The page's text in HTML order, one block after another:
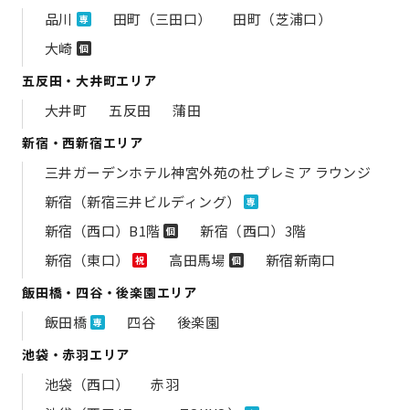
品川 専 田町（三田口）
田町（芝浦口）
大崎 個
五反田・大井町エリア
大井町 五反田 蒲田
新宿・西新宿エリア
三井ガーデンホテル神宮外苑の​杜プレミア ラウンジ
新宿（新宿三井ビルディング）
専
新宿（西口）B1階 個
新宿（西口）3階
新宿（東口）
祝 高田馬場 個 新宿新南口
飯田橋・四谷・後楽園エリア
飯田橋 専 四谷 後楽園
池袋・赤羽エリア
池袋（西口）
赤羽